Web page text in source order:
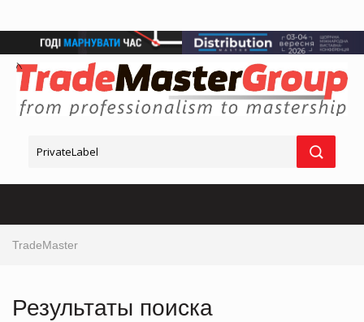
TradeMaster
Результаты поиска